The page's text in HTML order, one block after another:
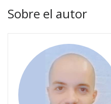
Sobre el autor